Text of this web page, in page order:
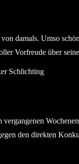
damals. Umso
Vorfreude über
den direkten